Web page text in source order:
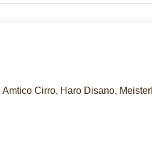
Cirro, Haro Disano,